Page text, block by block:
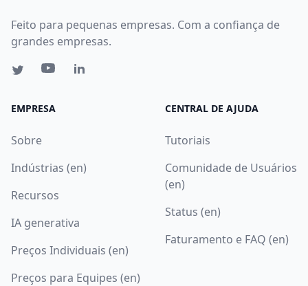
Feito para pequenas empresas. Com a confiança de
grandes empresas.
EMPRESA
Sobre
Indústrias (en)
Recursos
IA generativa
Preços Individuais (en)
Preços para Equipes (en)
CENTRAL DE AJUDA
Tutoriais
Comunidade de Usuários
(en)
Status (en)
Faturamento e FAQ (en)